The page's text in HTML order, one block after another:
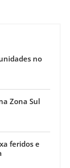
no
Zona Sul
feridos e